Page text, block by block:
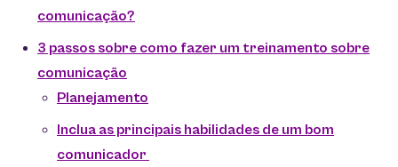
comunicação?
3 passos sobre como fazer um treinamento sobre
comunicação
Planejamento
Inclua as principais habilidades de um bom
comunicador